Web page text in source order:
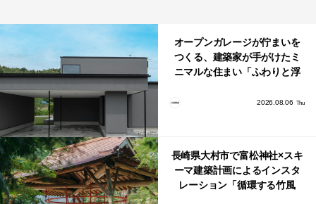
オープンガレージが佇まいを
つくる、建築家が手がけたミ
ニマルな住まい「ふわりと浮
2026.08.06 Thu
長崎県大村市で富松神社×スキ
ーマ建築計画によるインスタ
レーション「循環する竹風